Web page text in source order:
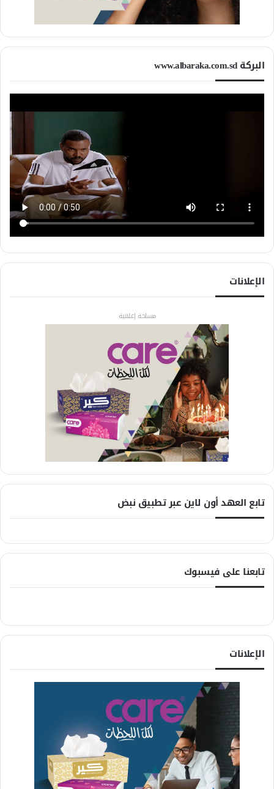
البركة www.albaraka.com.sd
الإعلانات
مساحة إعلانية
تابع العهد أون لاين عبر تطبيق نبض
تابعنا على فيسبوك
الإعلانات